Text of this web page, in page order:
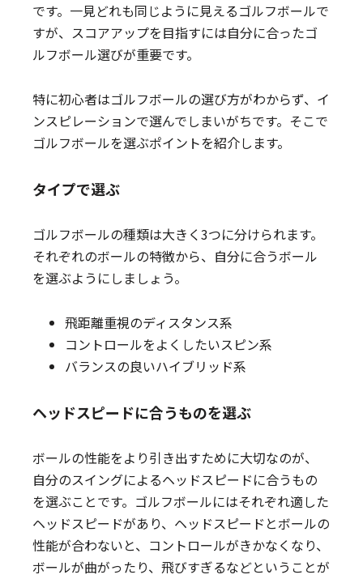
です。一見どれも同じように見えるゴルフボールで
すが、スコアアップを目指すには自分に合ったゴ
ルフボール選びが重要です。
特に初心者はゴルフボールの選び方がわからず、イ
ンスピレーションで選んでしまいがちです。そこで
ゴルフボールを選ぶポイントを紹介します。
タイプで選ぶ
ゴルフボールの種類は大きく3つに分けられます。
それぞれのボールの特徴から、自分に合うボール
を選ぶようにしましょう。
飛距離重視のディスタンス系
コントロールをよくしたいスピン系
バランスの良いハイブリッド系
ヘッドスピードに合うものを選ぶ
ボールの性能をより引き出すために大切なのが、
自分のスイングによるヘッドスピードに合うもの
を選ぶことです。ゴルフボールにはそれぞれ適した
ヘッドスピードがあり、ヘッドスピードとボールの
性能が合わないと、コントロールがきかなくなり、
ボールが曲がったり、飛びすぎるなどということが